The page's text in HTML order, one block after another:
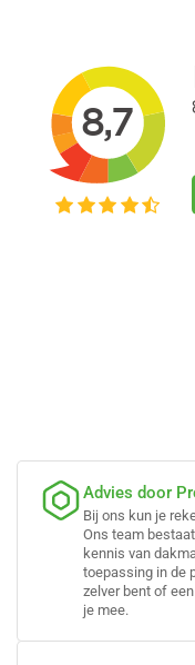
Advies door
Bij ons kun je
Ons team
kennis van
toepassing in de
zelver bent of
je mee.